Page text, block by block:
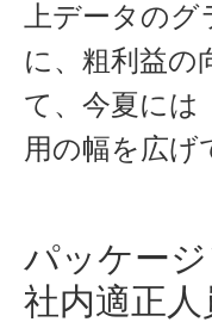
上データの
に、粗利益の
て、今夏には
用の幅を広げ
パッケー
社内適正